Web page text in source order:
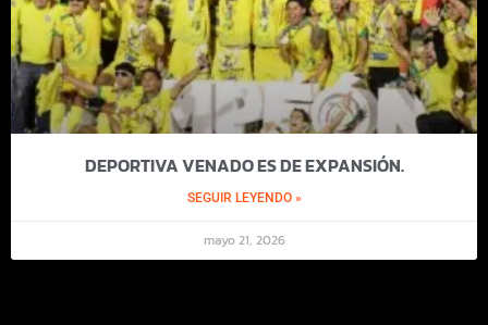
DEPORTIVA VENADO ES DE EXPANSIÓN.
SEGUIR LEYENDO »
mayo 21, 2026